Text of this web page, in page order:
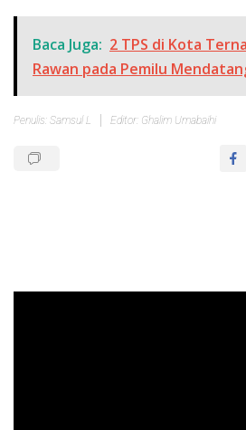
Baca Juga: 2 TPS di Kota
Rawan pada Pemilu
Penulis: Samsul L Editor: Ghalim Umabaihi